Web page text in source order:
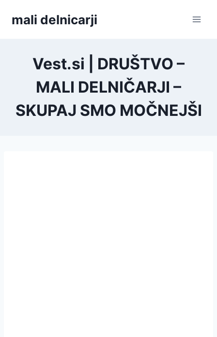
mali delnicarji
Vest.si | DRUŠTVO –
MALI DELNIČARJI –
SKUPAJ SMO MOČNEJŠI